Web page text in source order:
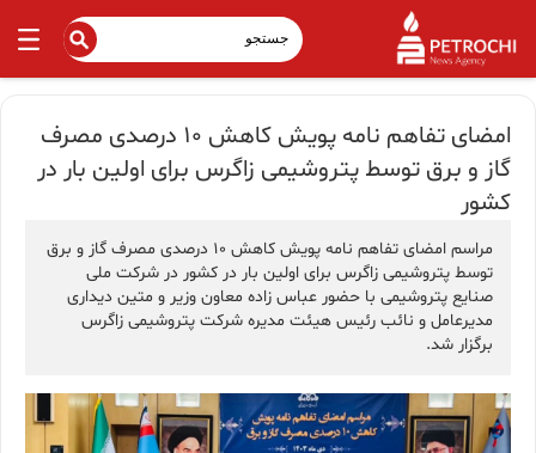
امضای تفاهم نامه پویش کاهش ۱۰ درصدی مصرف
گاز و برق توسط پتروشیمی زاگرس برای اولین بار در
کشور
مراسم امضای تفاهم نامه پویش کاهش ۱۰ درصدی مصرف گاز و برق
توسط پتروشیمی زاگرس برای اولین بار در کشور در شرکت ملی
صنایع پتروشیمی با حضور عباس زاده معاون وزیر و متین دیداری
مدیرعامل و نائب رئیس هیئت مدیره شرکت پتروشیمی زاگرس
برگزار شد.